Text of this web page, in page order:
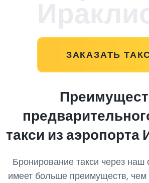
ЗАКАЗАТЬ
такси из аэропорта
Бронирование такси через
имеет больше преимуществ,